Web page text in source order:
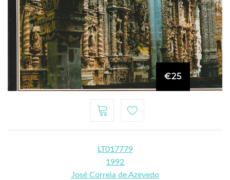
€25
LT017779
1992
José Correia de Azevedo